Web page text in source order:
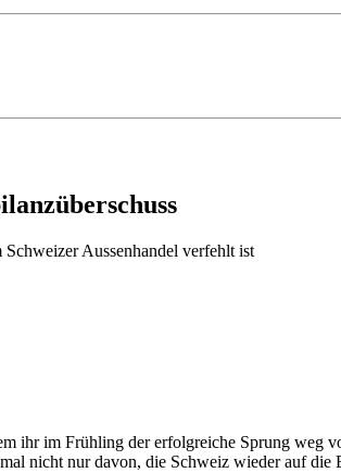
Aussenhandel verfehlt ist
ihr im Frühling der erfolgreiche Sprung weg
nicht nur davon, die Schweiz wieder auf